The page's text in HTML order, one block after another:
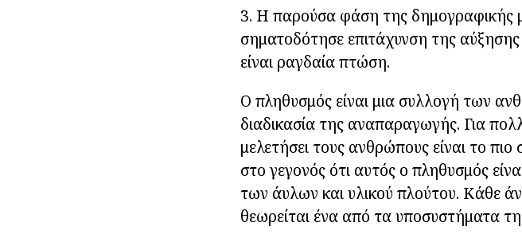
3. Η παρούσα φάση της δημογραφικής
σηματοδότησε επιτάχυνση της
είναι ραγδαία πτώση.
Ο πληθυσμός είναι μια συλλογή των
διαδικασία της αναπαραγωγής. Για
μελετήσει τους ανθρώπους είναι το
στο γεγονός ότι αυτός ο πληθυσμός
των άυλων και υλικού πλούτου. Κάθε
θεωρείται ένα από τα υποσυστήματα